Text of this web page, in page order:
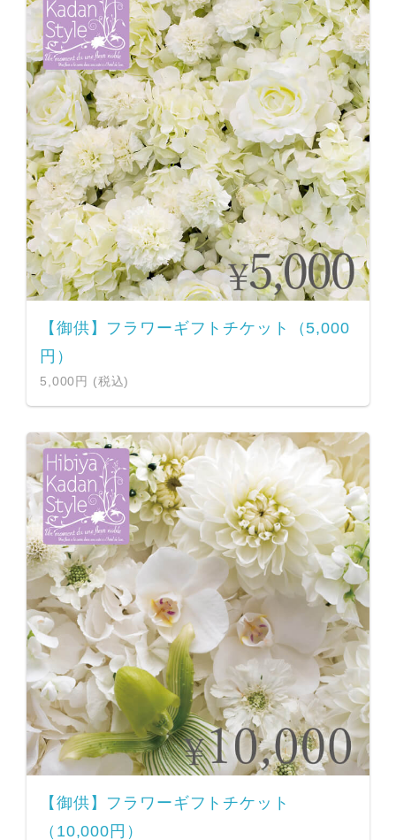
【御供】フラワーギフトチケット（5,000
円）
5,000円 (税込)
【御供】フラワーギフトチケット
（10,000円）